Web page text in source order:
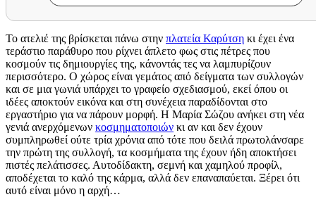
Το ατελιέ της βρίσκεται πάνω στην πλατεία Καρύτση κι έχει ένα
τεράστιο παράθυρο που ρίχνει άπλετο φως στις πέτρες που
κοσμούν τις δημιουργίες της, κάνοντάς τες να λαμπυρίζουν
περισσότερο. Ο χώρος είναι γεμάτος από δείγματα των συλλογών
και σε μια γωνιά υπάρχει το γραφείο σχεδιασμού, εκεί όπου οι
ιδέες αποκτούν εικόνα και στη συνέχεια παραδίδονται στο
εργαστήριο για να πάρουν μορφή. Η Μαρία Σώζου ανήκει στη νέα
γενιά ανερχόμενων κοσμηματοποιών κι αν και δεν έχουν
συμπληρωθεί ούτε τρία χρόνια από τότε που δειλά πρωτολάνσαρε
την πρώτη της συλλογή, τα κοσμήματα της έχουν ήδη αποκτήσει
πιστές πελάτισσες. Αυτοδίδακτη, σεμνή και χαμηλού προφίλ,
αποδέχεται το καλό της κάρμα, αλλά δεν επαναπαύεται. Ξέρει ότι
αυτό είναι μόνο η αρχή…